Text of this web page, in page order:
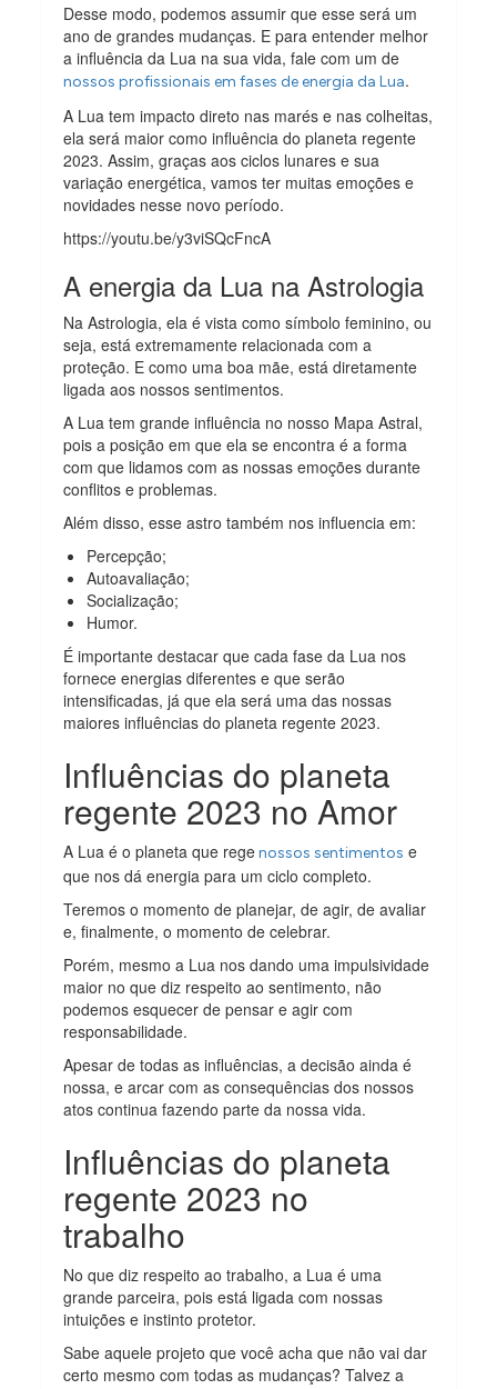
Desse modo, podemos assumir que esse será um
ano de grandes mudanças. E para entender melhor
a influência da Lua na sua vida, fale com um de
nossos profissionais em fases de energia da Lua.
A Lua tem impacto direto nas marés e nas colheitas,
ela será maior como influência do planeta regente
2023. Assim, graças aos ciclos lunares e sua
variação energética, vamos ter muitas emoções e
novidades nesse novo período.
https://youtu.be/y3viSQcFncA
A energia da Lua na Astrologia
Na Astrologia, ela é vista como símbolo feminino, ou
seja, está extremamente relacionada com a
proteção. E como uma boa mãe, está diretamente
ligada aos nossos sentimentos.
A Lua tem grande influência no nosso Mapa Astral,
pois a posição em que ela se encontra é a forma
com que lidamos com as nossas emoções durante
conflitos e problemas.
Além disso, esse astro também nos influencia em:
Percepção;
Autoavaliação;
Socialização;
Humor.
É importante destacar que cada fase da Lua nos
fornece energias diferentes e que serão
intensificadas, já que ela será uma das nossas
maiores influências do planeta regente 2023.
Influências do planeta
regente 2023 no Amor
A Lua é o planeta que regenossos sentimentos e
que nos dá energia para um ciclo completo.
Teremos o momento de planejar, de agir, de avaliar
e, finalmente, o momento de celebrar.
Porém, mesmo a Lua nos dando uma impulsividade
maior no que diz respeito ao sentimento, não
podemos esquecer de pensar e agir com
responsabilidade.
Apesar de todas as influências, a decisão ainda é
nossa, e arcar com as consequências dos nossos
atos continua fazendo parte da nossa vida.
Influências do planeta
regente 2023 no
trabalho
No que diz respeito ao trabalho, a Lua é uma
grande parceira, pois está ligada com nossas
intuições e instinto protetor.
Sabe aquele projeto que você acha que não vai dar
certo mesmo com todas as mudanças? Talvez a